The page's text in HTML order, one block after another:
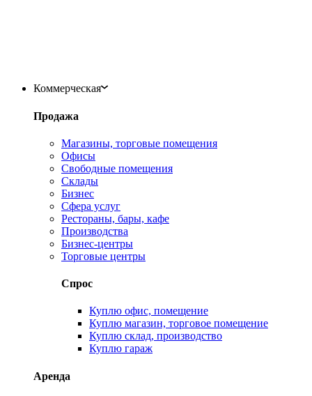
Коммерческая
Продажа
Магазины, торговые помещения
Офисы
Свободные помещения
Склады
Бизнес
Сфера услуг
Рестораны, бары, кафе
Производства
Бизнес-центры
Торговые центры
Спрос
Куплю офис, помещение
Куплю магазин, торговое помещение
Куплю склад, производство
Куплю гараж
Аренда